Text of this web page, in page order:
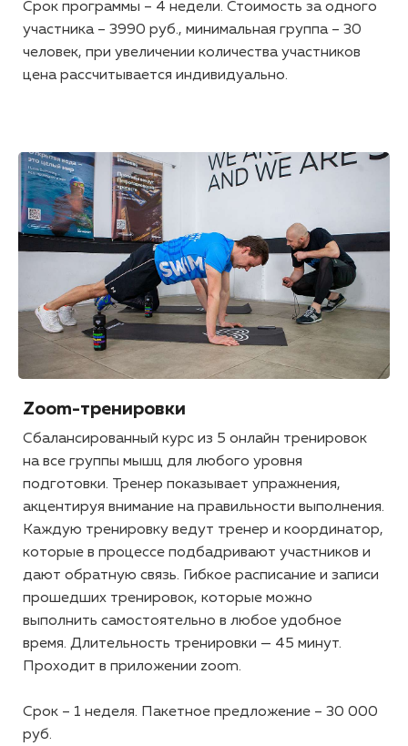
Срок программы – 4 недели. Стоимость за одного
участника – 3990 руб., минимальная группа – 30
человек, при увеличении количества участников
цена рассчитывается индивидуально.
Zoom-тренировки
Сбалансированный курс из 5 онлайн тренировок
на все группы мышц для любого уровня
подготовки. Тренер показывает упражнения,
акцентируя внимание на правильности выполнения.
Каждую тренировку ведут тренер и координатор,
которые в процессе подбадривают участников и
дают обратную связь. Гибкое расписание и записи
прошедших тренировок, которые можно
выполнить самостоятельно в любое удобное
время. Длительность тренировки — 45 минут.
Проходит в приложении zoom.
Срок – 1 неделя. Пакетное предложение – 30 000
руб.